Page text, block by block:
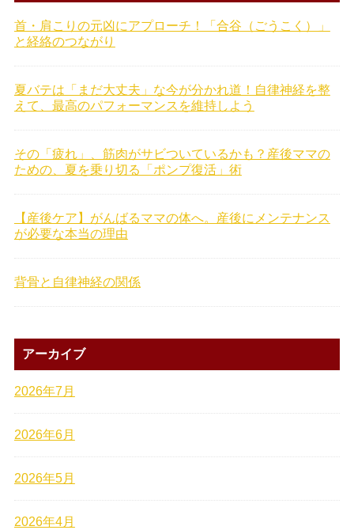
首・肩こりの元凶にアプローチ！「合谷（ごうこく）」
と経絡のつながり
夏バテは「まだ大丈夫」な今が分かれ道！自律神経を整
えて、最高のパフォーマンスを維持しよう
その「疲れ」、筋肉がサビついているかも？産後ママの
ための、夏を乗り切る「ポンプ復活」術
【産後ケア】がんばるママの体へ。産後にメンテナンス
が必要な本当の理由
背骨と自律神経の関係
アーカイブ
2026年7月
2026年6月
2026年5月
2026年4月